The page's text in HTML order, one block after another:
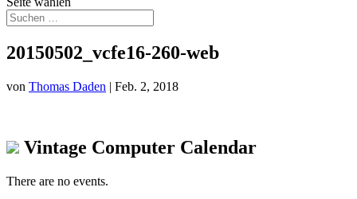
20150502_vcfe16-260-web
von Thomas Daden | Feb. 2, 2018
Vintage Computer Calendar
There are no events.